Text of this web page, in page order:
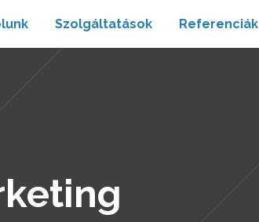
Szolgáltatások Referenciák